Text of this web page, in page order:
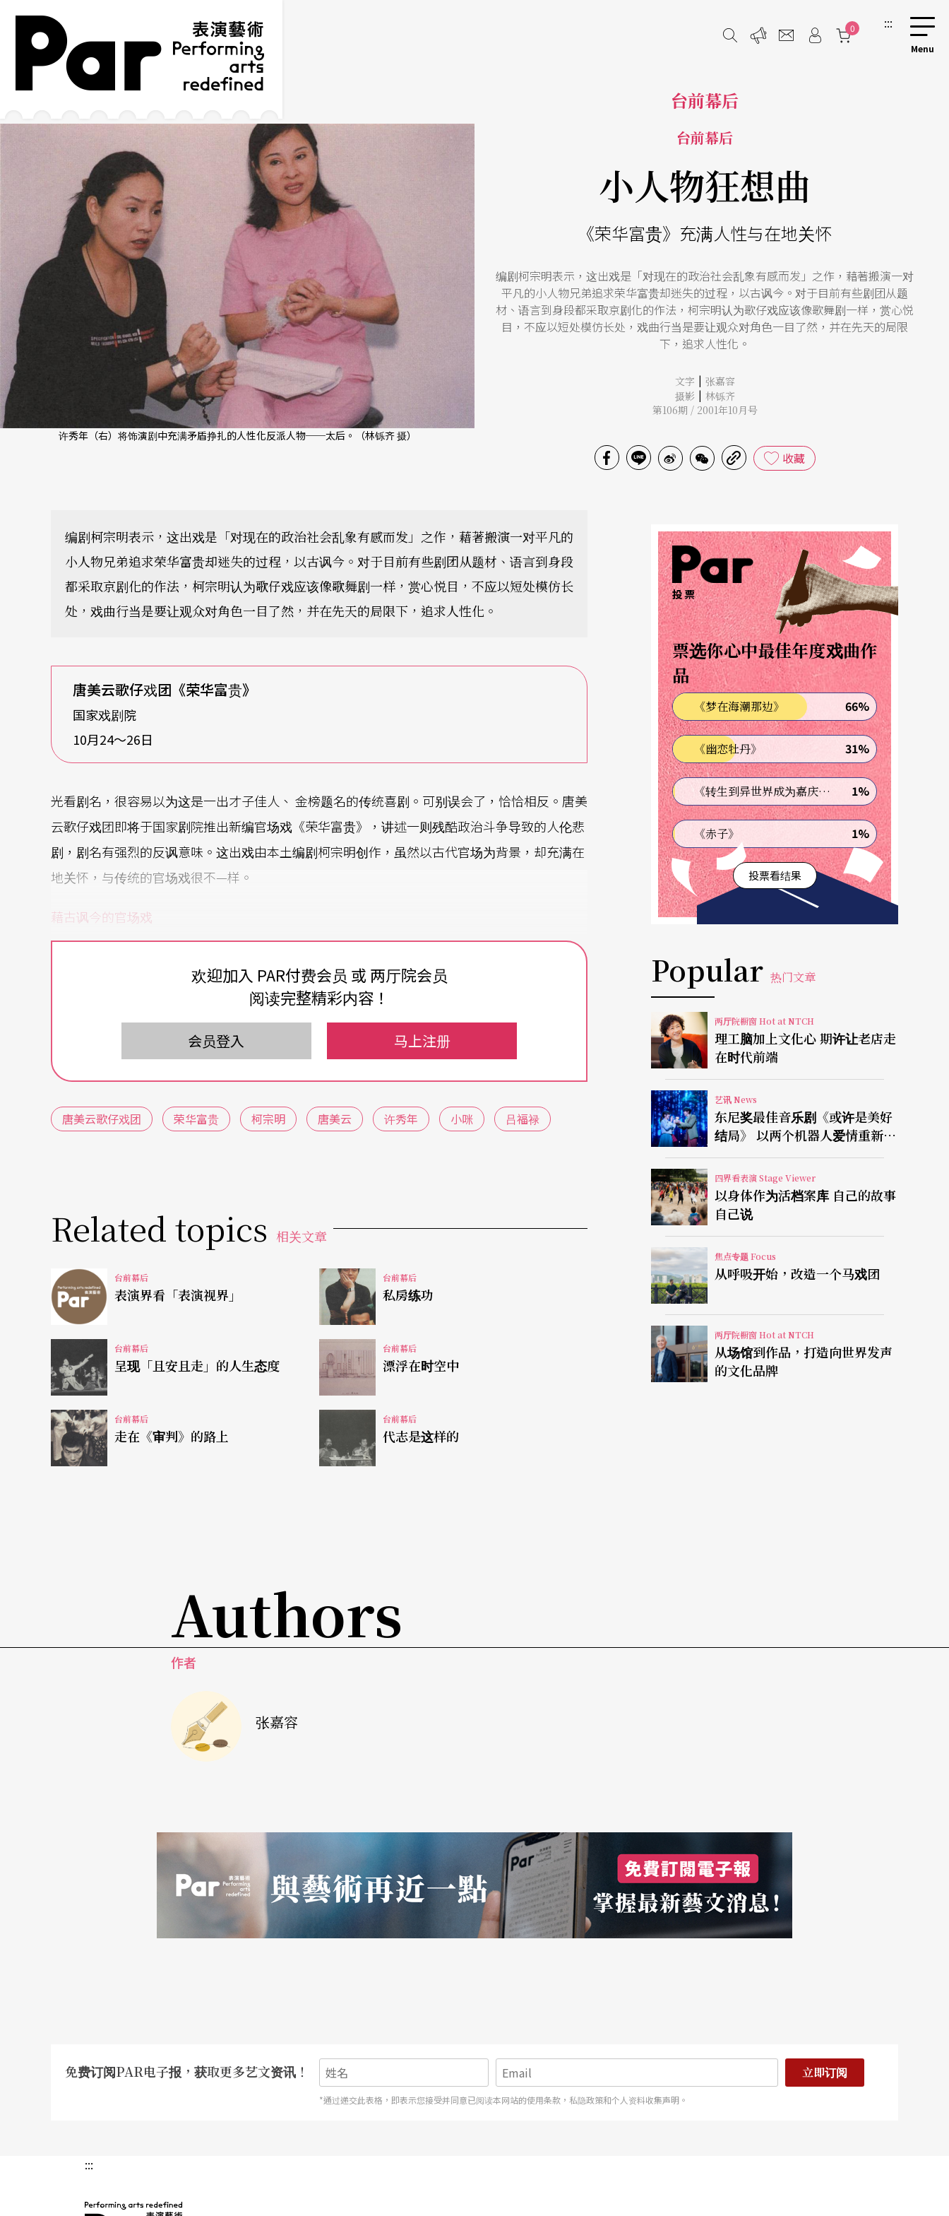
跳到主要内容区块
网站导览
0 :::
许秀年（右）将饰演剧中充满矛盾挣扎的人性化反派人物──太后。（林铄齐 摄）
台前幕后
台前幕后
小人物狂想曲
《荣华富贵》充满人性与在地关怀
编剧柯宗明表示，这出戏是「对现在的政治社会乱象有感而发」之作，藉著搬演一对
平凡的小人物兄弟追求荣华富贵却迷失的过程，以古讽今。对于目前有些剧团从题
材、语言到身段都采取京剧化的作法，柯宗明认为歌仔戏应该像歌舞剧一样，赏心悦
目，不应以短处模仿长处，戏曲行当是要让观众对角色一目了然，并在先天的局限
下，追求人性化。
文字 | 张嘉容
摄影 | 林铄齐
第106期 / 2001年10月号
收藏
编剧柯宗明表示，这出戏是「对现在的政治社会乱象有感而发」之作，藉著搬演一对平凡的
小人物兄弟追求荣华富贵却迷失的过程，以古讽今。对于目前有些剧团从题材、语言到身段
都采取京剧化的作法，柯宗明认为歌仔戏应该像歌舞剧一样，赏心悦目，不应以短处模仿长
处，戏曲行当是要让观众对角色一目了然，并在先天的局限下，追求人性化。
唐美云歌仔戏团《荣华富贵》
国家戏剧院
10月24〜26日
光看剧名，很容易以为这是一出才子佳人、 金榜题名的传统喜剧。可别误会了，恰恰相反。唐美
云歌仔戏团即将于国家剧院推出新编官场戏《荣华富贵》，讲述一则残酷政治斗争导致的人伦悲
剧，剧名有强烈的反讽意味。这出戏由本土编剧柯宗明创作，虽然以古代官场为背景，却充满在
地关怀，与传统的官场戏很不—样。
藉古讽今的官场戏
编剧柯宗明表示，这出戏是「对现在的政治社会乱象有感而发」之作。他认为台湾社会过度功利
主义，导致当前政坛激烈的权力斗争，许多小人物盲目的欣羡一般政商名流，想加入这个世界，
却不知道自己可能是被牺牲的一群。因此，他写下这出戏，希望「借由一对平凡的小人物兄弟追
求荣华富贵的过程」，来「藉古讽今」，给大家一点警惕。
只要读过剧本，多半会觉得剧中的官场就是台湾当前政坛的写照，剧中的政治人物，不论高官走
人倍感亲切也多所联想。写作时，编剧是否曾以某些人物为范本或灵感的发源？柯宗明给了个很
著重刻划人性挣扎
其实，这出戏更大的主题是对「人性」的刻划。柯宗明觉得，传统戏曲的人物善恶都很极端，并
不真实，无法表现出人性，他试图刻划出接近现实生活的人物，因此，「这出戏的主要角色都有
人性的弱点」。他举剧中的太后为例：她的能力很强，决心要掌握自己的命运，甚至宁愿效法武
则天，然而，她也充满了内心挣扎，「是个人性化的反派」。剧中的主角赵安，则像一般人一
样，容易迷惑烦恼，「说话没有一个标准」，充满了矛盾犹豫。
刻划人性，是柯宗明在傅统中创新的尝试。柯宗明对歌仔戏、甚至整个传统戏曲的看法比较悲
观，他认为要创新，只能在比较传统的故事里，尽力加入一些「人性」，但也不可能太深刻。为
什么呢？柯宗明解释，「传统戏曲本来就没有西方表里不一的人性挣扎」，戏曲行当是要观众一
目了然角色的身份和性格的，观众要看的是演员的表演，这是戏曲先天的限制。
是流行歌曲，没办法像其他音乐，例如西皮，同一调可以压缩、拉长、变奏，有各种变化，因此
无法处理太复杂深刻的主题」。再者，相较于京剧演员，「歌仔戏演员的整体素质并不理想，比
较深刻的剧本，一般演员演不出来」。对目前有些剧团从题材、语言到身段都采取京剧化的作
所以，柯宗明认为歌仔戏比较适合的方向是：「在一个比较通俗的故事里加入一点『人性』，衬
剧，以自己的短处模仿他人长处」。
目前这出戏的结局走向感伤路线，最后还以梦幻场景呈现，看起来有点朦胧暧昧。针对剧本原本
对歌仔戏的限制问题和这出戏的结局，团长唐美云的看法和编剧不太一样。唐美云认为，「早期
结局方面，唐美云认为，「合理还是最重要」；她为编剧抱屈地指出，为观众的需求而牺牲的地
欢迎加入 PAR付费会员 或 两厅院会员
阅读完整精彩内容！
会员登入 马上注册
唐美云歌仔戏团 荣华富贵 柯宗明 唐美云 许秀年 小咪 吕福禄
Related topics 相关文章
台前幕后
表演界看「表演视界」
台前幕后
私房练功
台前幕后
呈现「且安且走」的人生态度
台前幕后
漂浮在时空中
台前幕后
走在《审判》的路上
台前幕后
代志是这样的
投票
票选你心中最佳年度戏曲作
品
《梦在海潮那边》 66%
《幽恋牡丹》 31%
《转生到异世界成为嘉庆君—发现我的祖先是诈骗集团!?》 1%
《赤子》 1%
投票看结果
Popular 热门文章
两厅院橱窗 Hot at NTCH
理工脑加上文化心 期许让老店走
在时代前端
艺讯 News
东尼奖最佳音乐剧《或许是美好
结局》 以两个机器人爱情重新凝
视有限人生
四界看表演 Stage Viewer
以身体作为活档案库 自己的故事
自己说
焦点专题 Focus
从呼吸开始，改造一个马戏团
两厅院橱窗 Hot at NTCH
从场馆到作品，打造向世界发声
的文化品牌
Authors
作者
张嘉容
免费订阅PAR电子报，获取更多艺文资讯！ 立即订阅
*通过递交此表格，即表示您接受并同意已阅读本网站的使用条款，私隐政策和个人资料收集声明。
:::